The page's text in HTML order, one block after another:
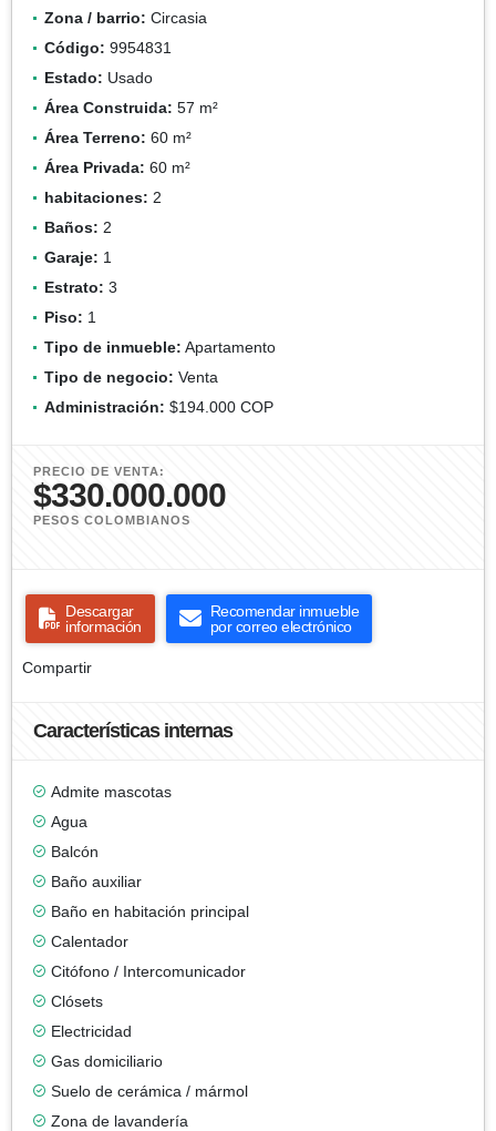
Zona / barrio: Circasia
Código: 9954831
Estado: Usado
Área Construida: 57 m²
Área Terreno: 60 m²
Área Privada: 60 m²
habitaciones: 2
Baños: 2
Garaje: 1
Estrato: 3
Piso: 1
Tipo de inmueble: Apartamento
Tipo de negocio: Venta
Administración: $194.000 COP
PRECIO DE VENTA:
$330.000.000
PESOS COLOMBIANOS
Descargar
información
Recomendar inmueble
por correo electrónico
Compartir
Características internas
Admite mascotas
Agua
Balcón
Baño auxiliar
Baño en habitación principal
Calentador
Citófono / Intercomunicador
Clósets
Electricidad
Gas domiciliario
Suelo de cerámica / mármol
Zona de lavandería